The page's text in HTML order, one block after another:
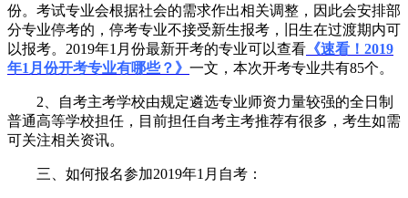
份。考试专业会根据社会的需求作出相关调整，因此会安排部
分专业停考的，停考专业不接受新生报考，旧生在过渡期内可
以报考。2019年1月份最新开考的专业可以查看 《速看！2019
年1月份开考专业有哪些？》 一文，本次开考专业共有85个。
2、自考主考学校由规定遴选专业师资力量较强的全日制
普通高等学校担任，目前担任自考主考推荐有很多，考生如需
可关注相关资讯。
三、如何报名参加2019年1月自考：